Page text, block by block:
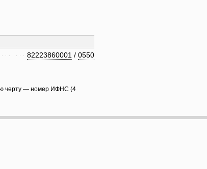
82223860001 / 0550
черту — номер ИФНС (4